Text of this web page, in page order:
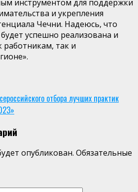
инструментом для поддержки
и укрепления
Чечни. Надеюсь, что
успешно реализована и
работникам, так и
отбора лучших практик
опубликован. Обязательные